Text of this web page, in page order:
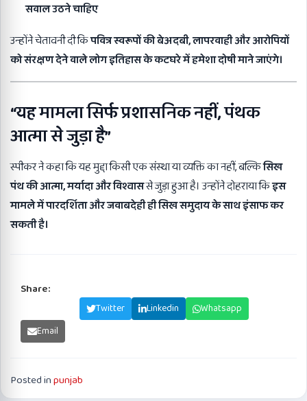
सवाल उठने चाहिए
उन्होंने चेतावनी दी किपवित्र स्वरूपों की बेअदबी, लापरवाही और आरोपियों
को संरक्षण देने वाले लोग इतिहास के कटघरे में हमेशा दोषी माने जाएंगे।
“यह मामला सिर्फ प्रशासनिक नहीं, पंथक
आत्मा से जुड़ा है”
स्पीकर ने कहा कि यह मुद्दा किसी एक संस्था या व्यक्ति का नहीं, बल्किसिख
पंथ की आत्मा, मर्यादा और विश्वाससे जुड़ा हुआ है। उन्होंने दोहराया किइस
मामले में पारदर्शिता और जवाबदेही ही सिख समुदाय के साथ इंसाफ कर
सकती है।
Share:
Twitter Linkedin
Whatsapp
Email
Posted inpunjab